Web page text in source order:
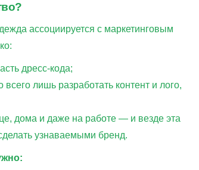
ассоциируется с маркетинговым
дресс-кода;
лишь разработать контент и лого,
дома и даже на работе — и везде эта
узнаваемыми бренд.